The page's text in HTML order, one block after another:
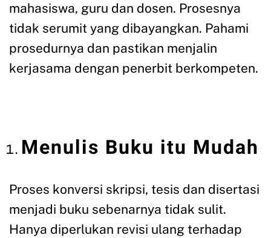
mahasiswa, guru dan dosen. Prosesnya
tidak serumit yang dibayangkan. Pahami
prosedurnya dan pastikan menjalin
kerjasama dengan penerbit berkompeten.
Menulis Buku itu Mudah
Proses konversi skripsi, tesis dan disertasi
menjadi buku sebenarnya tidak sulit.
Hanya diperlukan revisi ulang terhadap